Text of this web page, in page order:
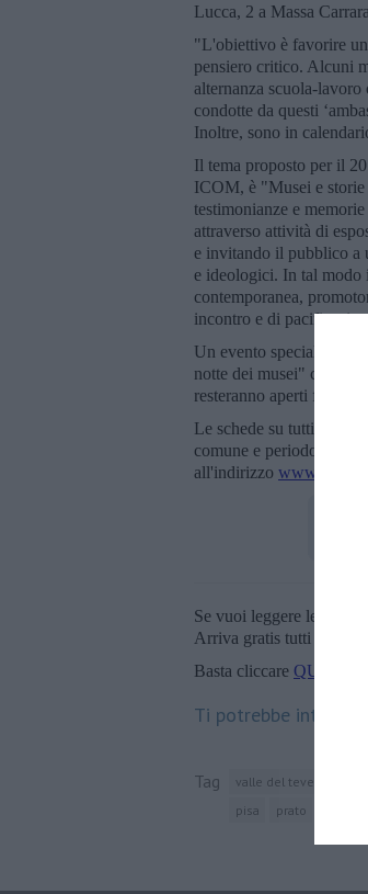
Lucca, 2 a Massa
"L'obiettivo è favorire
pensiero critico. Alcuni
alternanza scuola-
condotte da questi
Inoltre, sono in
Il tema proposto per il
ICOM, è "Musei e storie
testimonianze e
attraverso attività di
e invitando il pubblico a
e ideologici. In tal modo
contemporanea,
incontro e di
Un evento speciale a
notte dei musei" che si
resteranno aperti fino alle
Le schede su tutti gli
comune e periodo
all'indirizzo
Se vuoi leggere le
Arriva gratis tutti i giorni
Basta cliccare QUI
Ti potrebbe
Tag valle del tevere
pisa
prato